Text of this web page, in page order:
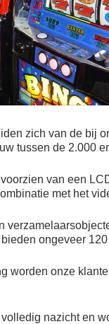
zich van de bij
tussen de 2.000
van een
met het
ongeveer
worden onze
nazicht en